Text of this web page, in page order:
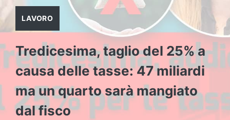
LAVORO
Tredicesima, taglio del 25% a
causa delle tasse: 47 miliardi
ma un quarto sarà mangiato
dal fisco